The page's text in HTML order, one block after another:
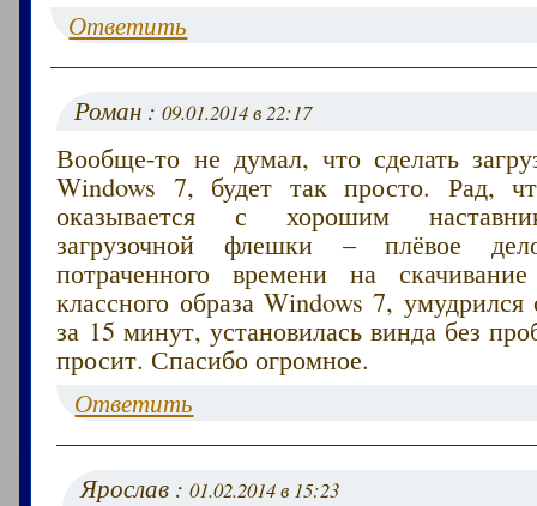
Ответить
Роман :09.01.2014 в 22:17
Вообще-то не думал, что сделать
Windows 7, будет так просто. Рад,
оказывается с хорошим
загрузочной флешки – плёвое
потраченного времени на скачивание
классного образа Windows 7,
за 15 минут, установилась винда без
просит. Спасибо огромное.
Ответить
Ярослав :01.02.2014 в 15:23